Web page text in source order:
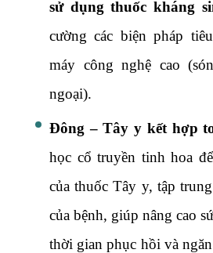
sử dụng thuốc kháng
cường các biện pháp
máy công nghệ cao
ngoại).
Đông – Tây y kết hợp
học cổ truyền tinh hoa
của thuốc Tây y, tập
của bệnh, giúp nâng cao
thời gian phục hồi và